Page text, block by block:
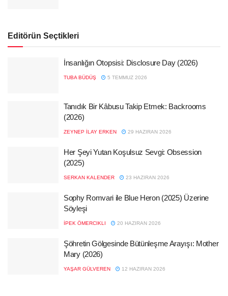
Editörün Seçtikleri
İnsanlığın Otopsisi: Disclosure Day (2026)
TUBA BÜDÜŞ 5 TEMMUZ 2026
Tanıdık Bir Kâbusu Takip Etmek: Backrooms
(2026)
ZEYNEP İLAY ERKEN 29 HAZIRAN 2026
Her Şeyi Yutan Koşulsuz Sevgi: Obsession
(2025)
SERKAN KALENDER 23 HAZIRAN 2026
Sophy Romvari ile Blue Heron (2025) Üzerine
Söyleşi
İPEK ÖMERCIKLI 20 HAZIRAN 2026
Şöhretin Gölgesinde Bütünleşme Arayışı: Mother
Mary (2026)
YAŞAR GÜLVEREN 12 HAZIRAN 2026